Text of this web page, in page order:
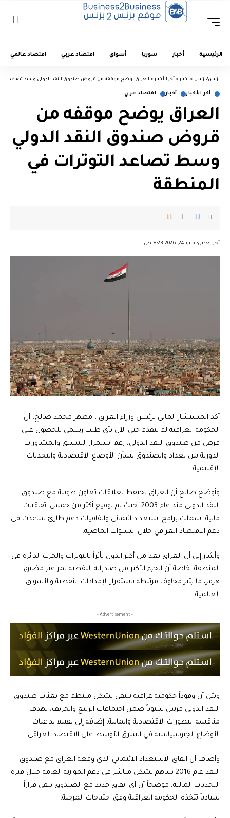
الرئيسية أخبار سوريا أسواق اقتصاد عربي اقتصاد عالمي
بزنس2بزنس > أخبار > آخر الأخبار > العراق يوضح موقفه من قروض صندوق النقد الدولي وسط تصاعد
آخر الأخبار أخبار اقتصاد عربي
العراق يوضح موقفه من
قروض صندوق النقد الدولي
وسط تصاعد التوترات في
المنطقة
آخر تعديل: مايو 24, 2026 8:23 ص
أكد المستشار المالي لرئيس وزراء العراق ، مظهر محمد صالح، أن
الحكومة العراقية لم تتقدم حتى الآن بأي طلب رسمي للحصول على
قرض من صندوق النقد الدولي، رغم استمرار التنسيق والمشاورات
الدورية بين بغداد والصندوق بشأن الأوضاع الاقتصادية والتحديات
الإقليمية.
وأوضح صالح أن العراق يحتفظ بعلاقات تعاون طويلة مع صندوق
النقد الدولي منذ عام 2003، حيث تم توقيع أكثر من خمس اتفاقيات
مالية، شملت برامج استعداد ائتماني واتفاقيات دعم طارئ ساعدت في
دعم الاقتصاد العراقي خلال السنوات الماضية.
وأشار إلى أن العراق يعد من أكثر الدول تأثراً بالتوترات والحرب الدائرة في
المنطقة، خاصة أن الجزء الأكبر من صادراته النفطية يمر عبر مضيق
هرمز، ما يثير مخاوف مرتبطة باستقرار الإمدادات النفطية والأسواق
العالمية.
- Advertisement -
وبيّن أن وفوداً حكومية عراقية تلتقي بشكل منتظم مع بعثات صندوق
النقد الدولي مرتين سنوياً ضمن اجتماعات الربيع والخريف، بهدف
مناقشة التطورات الاقتصادية والمالية، إضافة إلى تقييم تداعيات
الأوضاع الجيوسياسية في الشرق الأوسط على الاقتصاد العراقي.
وأضاف أن اتفاق الاستعداد الائتماني الذي وقعه العراق مع صندوق
النقد عام 2016 ساهم بشكل مباشر في دعم الموازنة العامة خلال فترة
التحديات المالية، موضحاً أن أي اتفاق جديد مع الصندوق يبقى قراراً
سيادياً تتخذه الحكومة العراقية وفق احتياجات المرحلة.